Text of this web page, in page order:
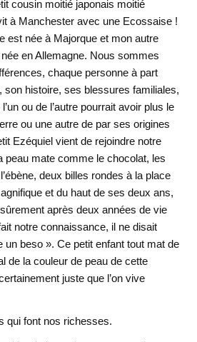
cousin moitié japonais moitié
à Manchester avec une Ecossaise !
est née à Majorque et mon autre
en Allemagne. Nous sommes
chaque personne à part
son histoire, ses blessures familiales,
ou de l’autre pourrait avoir plus le
ou une autre de par ses origines
Ezéquiel vient de rejoindre notre
peau mate comme le chocolat, les
deux billes rondes à la place
et du haut de ses deux ans,
après deux années de vie
notre connaissance, il ne disait
un beso ». Ce petit enfant tout mat de
de la couleur de peau de cette
juste que l’on vive
qui font nos richesses.